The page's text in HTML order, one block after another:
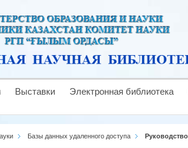
Выставки Электронная библиотека
Базы данных удаленного доступа Руководство